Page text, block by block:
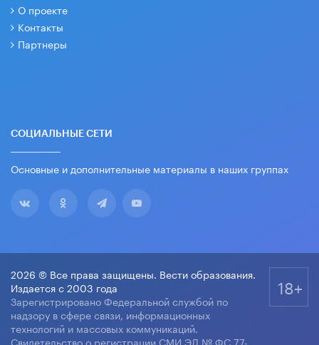
О проекте
Контакты
Партнеры
СОЦИАЛЬНЫЕ СЕТИ
Основные и дополнительные материалы в наших группах
2026 © Все права защищены. Вести образования.
Издается с 2003 года
Зарегистрировано Федеральной службой по
надзору в сфере связи, информационных
технологий и массовых коммуникаций.
Свидетельство о регистрации СМИ ЭЛ № ФС 77-
18+